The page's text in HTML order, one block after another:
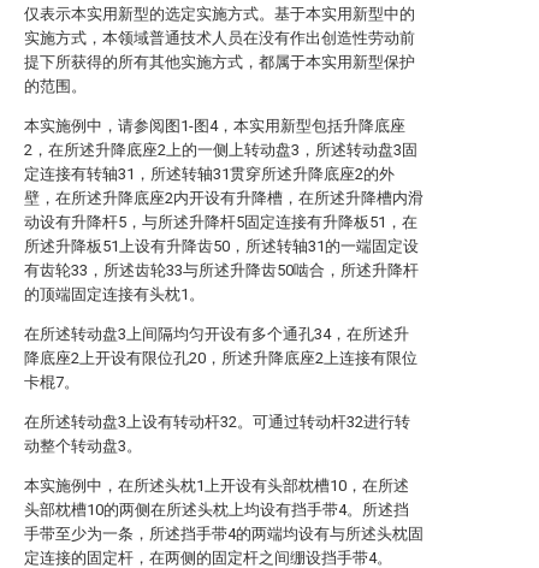
仅表示本实用新型的选定实施方式。基于本实用新型中的
实施方式，本领域普通技术人员在没有作出创造性劳动前
提下所获得的所有其他实施方式，都属于本实用新型保护
的范围。
本实施例中，请参阅图1-图4，本实用新型包括升降底座
2，在所述升降底座2上的一侧上转动盘3，所述转动盘3固
定连接有转轴31，所述转轴31贯穿所述升降底座2的外
壁，在所述升降底座2内开设有升降槽，在所述升降槽内滑
动设有升降杆5，与所述升降杆5固定连接有升降板51，在
所述升降板51上设有升降齿50，所述转轴31的一端固定设
有齿轮33，所述齿轮33与所述升降齿50啮合，所述升降杆
的顶端固定连接有头枕1。
在所述转动盘3上间隔均匀开设有多个通孔34，在所述升
降底座2上开设有限位孔20，所述升降底座2上连接有限位
卡棍7。
在所述转动盘3上设有转动杆32。可通过转动杆32进行转
动整个转动盘3。
本实施例中，在所述头枕1上开设有头部枕槽10，在所述
头部枕槽10的两侧在所述头枕上均设有挡手带4。所述挡
手带至少为一条，所述挡手带4的两端均设有与所述头枕固
定连接的固定杆，在两侧的固定杆之间绷设挡手带4。